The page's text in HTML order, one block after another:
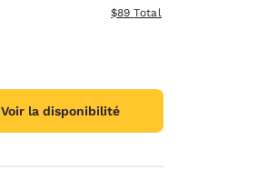
Afficher les détails totaux
$89 Total
Voir la disponibilité